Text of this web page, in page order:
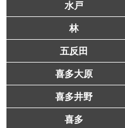
水戸
林
五反田
喜多大原
喜多井野
喜多